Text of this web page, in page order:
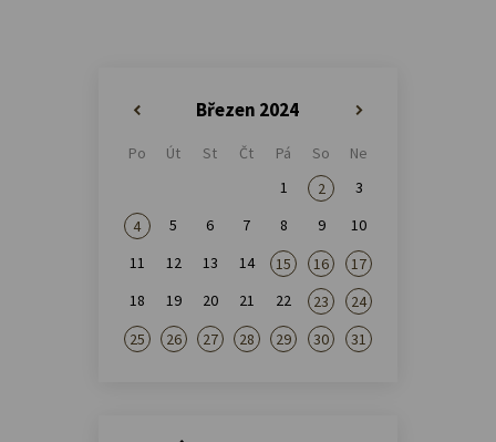
Březen 2024
Po Út St Čt Pá So
Ne
1
2
3
4
5 6 7 8 9
10
11
12 13 14 15 16
17
18
19 20 21 22 23
24
25
26 27 28 29 30 31